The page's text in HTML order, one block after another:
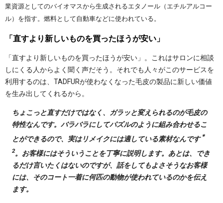
業資源としてのバイオマスから生成されるエタノール（エチルアルコー
ル）を指す。燃料として自動車などに使われている。
「直すより新しいものを買ったほうが安い」
「直すより新しいものを買ったほうが安い」。これはサロンに相談
しにくる人からよく聞く声だそう。それでも人々がこのサービスを
利用するのは、TADFURが使わなくなった毛皮の製品に新しい価値
を生み出してくれるから。
ちょこっと直すだけではなく、ガラッと変えられるのが毛皮の
特性なんです。バラバラにしてパズルのように組み合わせるこ
とができるので、実はリメイクには適している素材なんです＊
2。お客様にはそういうことを丁寧に説明します。あとは、でき
るだけ言いたくはないのですが、話をしてもよさそうなお客様
には、そのコート一着に何匹の動物が使われているのかを伝え
ます。